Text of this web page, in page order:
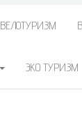
ВЕЛОТУРИЗМ
ЭКО ТУРИЗМ